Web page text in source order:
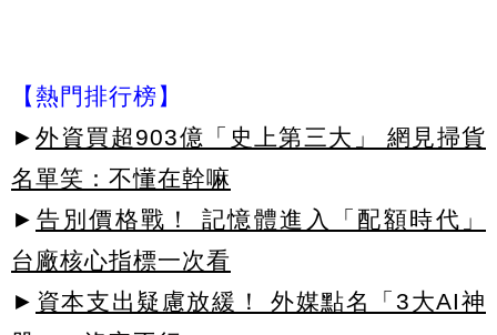
【熱門排行榜】
► 外資買超903億「史上第三大」 網見掃貨
名單笑：不懂在幹嘛
► 告別價格戰！ 記憶體進入「配額時代」
台廠核心指標一次看
► 資本支出疑慮放緩！ 外媒點名「3大AI神